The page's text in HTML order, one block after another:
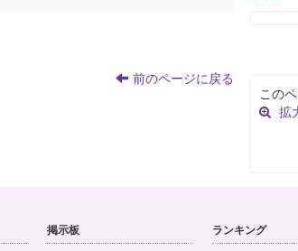
前のページに戻る
この
拡
掲示板 ランキング